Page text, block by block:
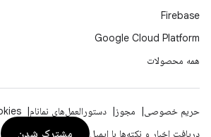
Firebase
Google Cloud Platform
همه محصولات
حریم خصوصی مجوز دستورالعمل‌های نمانام
دریافت اخبار و نکته‌ها با ایمیل
مشترک شدن